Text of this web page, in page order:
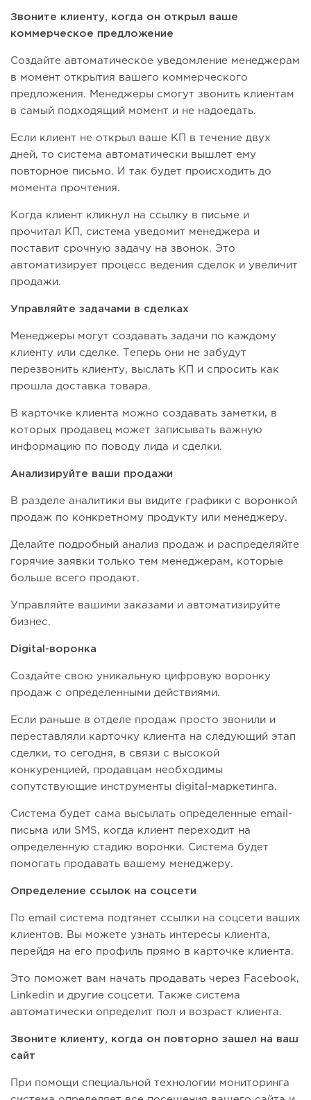
Звоните клиенту, когда он открыл ваше
коммерческое предложение
Создайте автоматическое уведомление менеджерам
в момент открытия вашего коммерческого
предложения. Менеджеры смогут звонить клиентам
в самый подходящий момент и не надоедать.
Если клиент не открыл ваше КП в течение двух
дней, то система автоматически вышлет ему
повторное письмо. И так будет происходить до
момента прочтения.
Когда клиент кликнул на ссылку в письме и
прочитал КП, система уведомит менеджера и
поставит срочную задачу на звонок. Это
автоматизирует процесс ведения сделок и увеличит
продажи.
Управляйте задачами в сделках
Менеджеры могут создавать задачи по каждому
клиенту или сделке. Теперь они не забудут
перезвонить клиенту, выслать КП и спросить как
прошла доставка товара.
В карточке клиента можно создавать заметки, в
которых продавец может записывать важную
информацию по поводу лида и сделки.
Анализируйте ваши продажи
В разделе аналитики вы видите графики с воронкой
продаж по конкретному продукту или менеджеру.
Делайте подробный анализ продаж и распределяйте
горячие заявки только тем менеджерам, которые
больше всего продают.
Управляйте вашими заказами и автоматизируйте
бизнес.
Digital-воронка
Создайте свою уникальную цифровую воронку
продаж с определенными действиями.
Если раньше в отделе продаж просто звонили и
переставляли карточку клиента на следующий этап
сделки, то сегодня, в связи с высокой
конкуренцией, продавцам необходимы
сопутствующие инструменты digital-маркетинга.
Система будет сама высылать определенные email-
письма или SMS, когда клиент переходит на
определенную стадию воронки. Система будет
помогать продавать вашему менеджеру.
Определение ссылок на соцсети
По email система подтянет ссылки на соцсети ваших
клиентов. Вы можете узнать интересы клиента,
перейдя на его профиль прямо в карточке клиента.
Это поможет вам начать продавать через Facebook,
Linkedin и другие соцсети. Также система
автоматически определит пол и возраст клиента.
Звоните клиенту, когда он повторно зашел на ваш
сайт
При помощи специальной технологии мониторинга